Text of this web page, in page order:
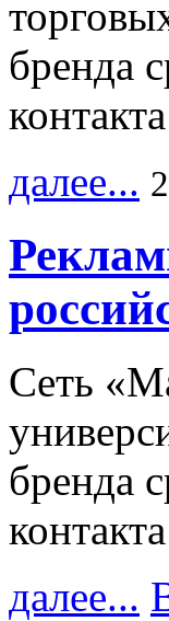
бренда
далее...
Сеть
бренда
далее...